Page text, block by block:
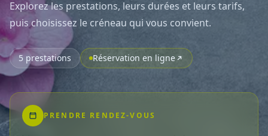
Explorez les prestations, leurs durées et leurs tarifs,
puis choisissez le créneau qui vous convient.
5 prestations Réservation en ligne
PRENDRE RENDEZ-VOUS